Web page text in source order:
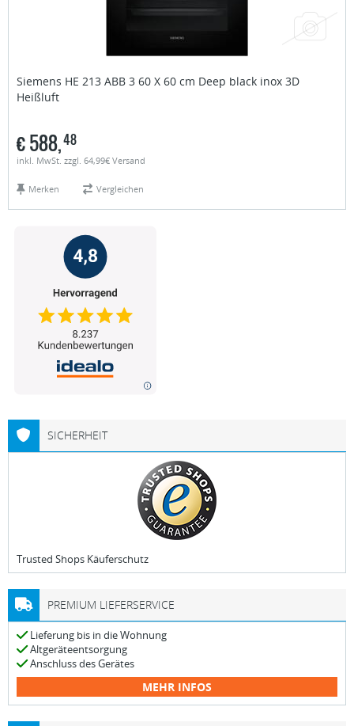
Siemens HE 213 ABB 3 60 X 60 cm Deep black inox 3D
Heißluft
€588,48
inkl. MwSt. zzgl. 64,99€ Versand
Merken Vergleichen
SICHERHEIT
Trusted Shops Käuferschutz
PREMIUM LIEFERSERVICE
Lieferung bis in die Wohnung
Altgeräteentsorgung
Anschluss des Gerätes
MEHR INFOS